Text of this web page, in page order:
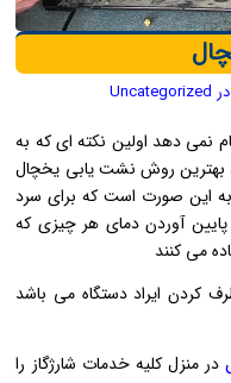
در Uncategorized
نمی دهد اولین نکته ای که به
بهترین روش نشت یابی یخچال
این صورت است که برای سرد
پایین آوردن دمای هر چیزی که
می کنند
کردن ایراد دستگاه می باشد
در منزل کلیه خدمات شارژگاز را